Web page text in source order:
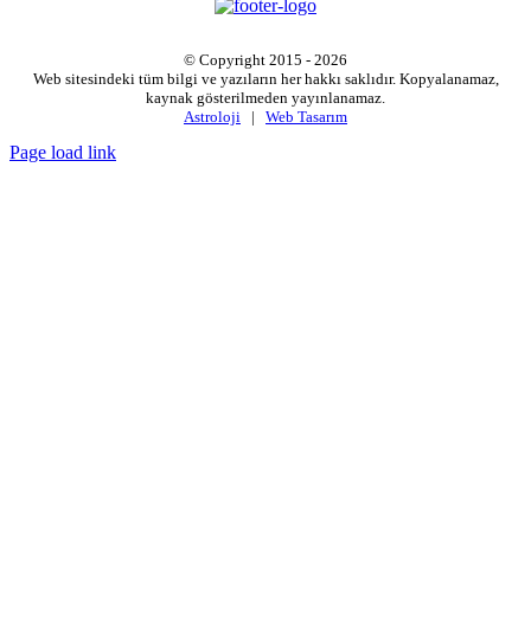
© Copyright 2015 - 2026
Web sitesindeki tüm bilgi ve yazıların her hakkı saklıdır. Kopyalanamaz,
kaynak gösterilmeden yayınlanamaz.
Astroloji | Web Tasarım
Page load link